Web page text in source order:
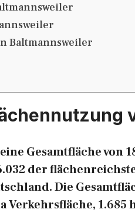
Baltmannsweiler
Gesamtfläche von
der
Die
Verkehrsfläche, 1.685